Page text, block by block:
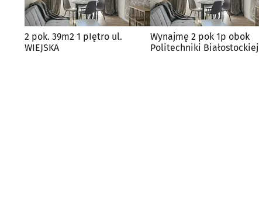
2 pok. 39m2 1 pIętro ul.
WIEJSKA
Wynajmę 2 pok 1p obok
Politechniki Białostockiej